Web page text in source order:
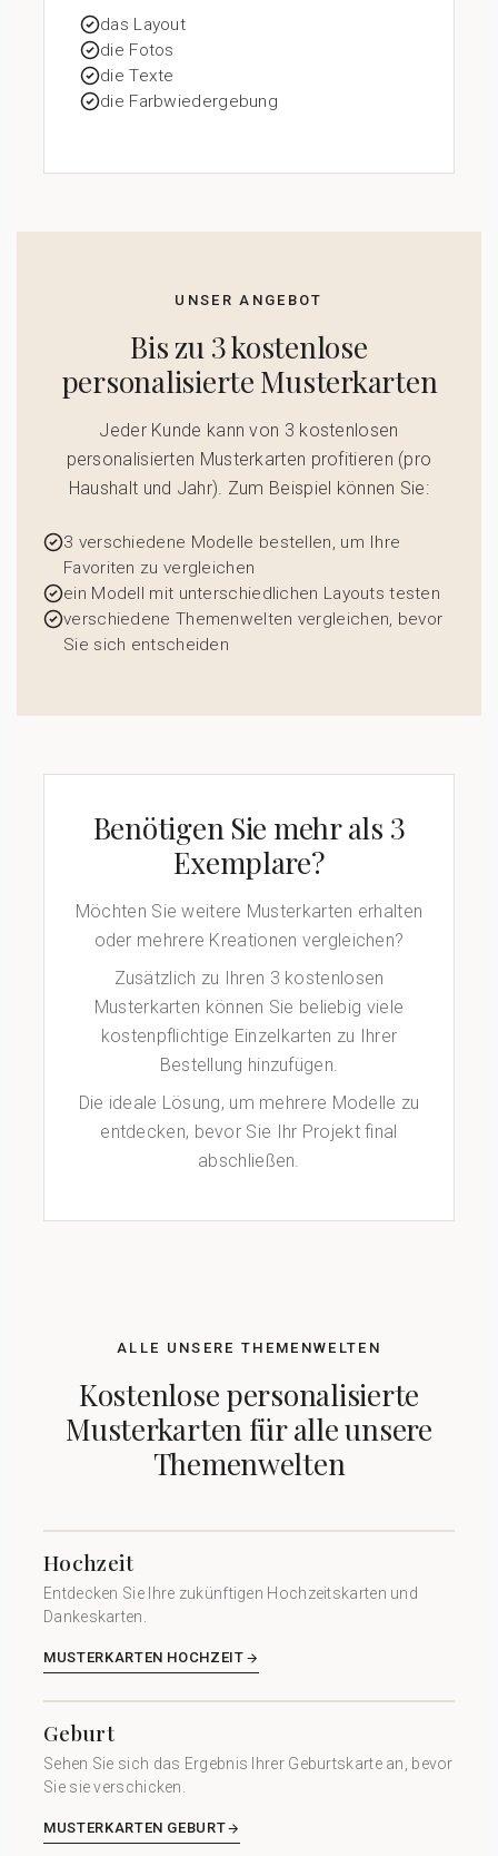
das Layout
die Fotos
die Texte
die Farbwiedergebung
UNSER ANGEBOT
Bis zu 3 kostenlose
personalisierte Musterkarten
Jeder Kunde kann von 3 kostenlosen
personalisierten Musterkarten profitieren (pro
Haushalt und Jahr). Zum Beispiel können Sie:
3 verschiedene Modelle bestellen, um Ihre
Favoriten zu vergleichen
ein Modell mit unterschiedlichen Layouts testen
verschiedene Themenwelten vergleichen, bevor
Sie sich entscheiden
Benötigen Sie mehr als 3
Exemplare?
Möchten Sie weitere Musterkarten erhalten
oder mehrere Kreationen vergleichen?
Zusätzlich zu Ihren 3 kostenlosen
Musterkarten können Sie beliebig viele
kostenpflichtige Einzelkarten zu Ihrer
Bestellung hinzufügen.
Die ideale Lösung, um mehrere Modelle zu
entdecken, bevor Sie Ihr Projekt final
abschließen.
ALLE UNSERE THEMENWELTEN
Kostenlose personalisierte
Musterkarten für alle unsere
Themenwelten
Hochzeit
Entdecken Sie Ihre zukünftigen Hochzeitskarten und
Dankeskarten.
MUSTERKARTEN HOCHZEIT
Geburt
Sehen Sie sich das Ergebnis Ihrer Geburtskarte an, bevor
Sie sie verschicken.
MUSTERKARTEN GEBURT